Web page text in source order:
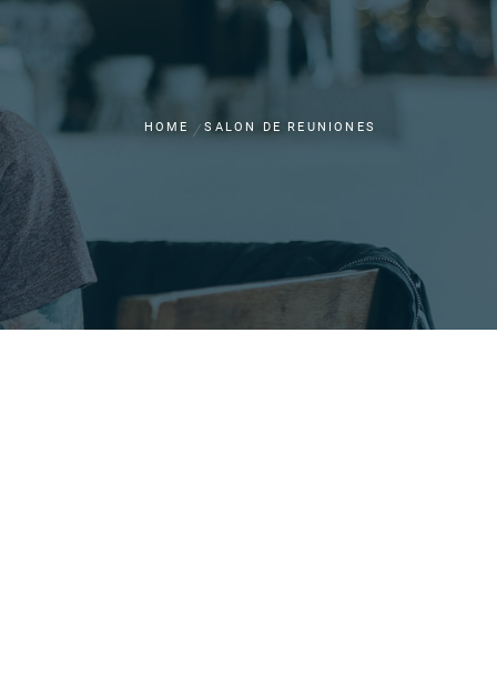
HOME SALON DE REUNIONES